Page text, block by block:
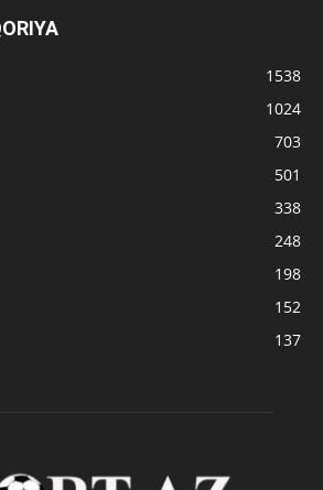
1538
1024
703
501
338
248
198
152
137